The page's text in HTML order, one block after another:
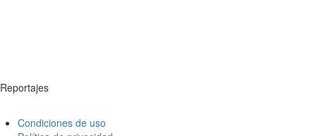
Reportajes
Condiciones de uso